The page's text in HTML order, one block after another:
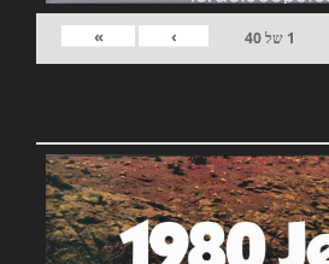
1 של40
›
»